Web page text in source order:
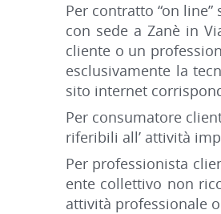
Per contratto “on
con sede a Zanè in
cliente o un
esclusivamente la
sito internet
Per consumatore
riferibili all’ attività
Per professionista
ente collettivo non
attività professionale